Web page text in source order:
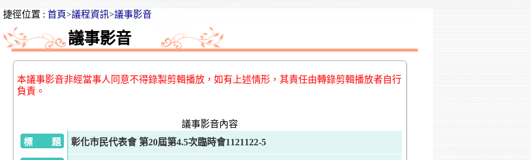
捷徑位置 : 首頁>議程資訊>議事影音
議事影音
本議事影音非經當事人同意不得錄製剪輯播放，如有上述情形，其責任由轉錄剪輯播放者自行
負責。
議事影音內容
標 題
彰化市民代表會 第20屆第4.5次臨時會1121122-5